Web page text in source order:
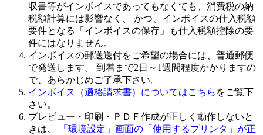
収書等がインボイスであってもなくても、消費税の納
税額計算には影響なく、 かつ、インボイスの仕入税額
要件となる「インボイスの保存」も仕入税額控除の要
件にはなりません。
インボイスの郵送送付をご希望の場合には、普通郵便
で発送します。 到着まで2日～1週間程度かかりますの
で、あらかじめご了承下さい。
インボイス（適格請求書）についてはこちら をご覧下
さい。
プレビュー・印刷・ＰＤＦ作成が正しく動作しないと
きは、
「環境設定」画面の「使用するプリンタ」が正